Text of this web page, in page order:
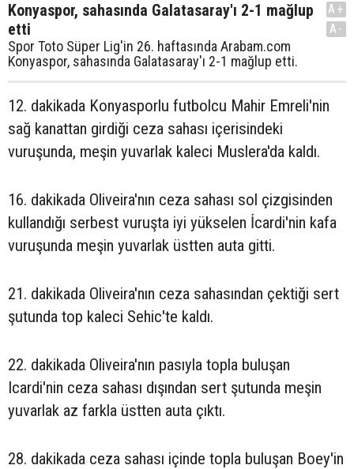
Konyaspor, sahasında Galatasaray'ı 2-1 mağlup
etti
Spor Toto Süper Lig'in 26. haftasında Arabam.com
Konyaspor, sahasında Galatasaray'ı 2-1 mağlup etti.
A+
A-
12. dakikada Konyasporlu futbolcu Mahir Emreli'nin
sağ kanattan girdiği ceza sahası içerisindeki
vuruşunda, meşin yuvarlak kaleci Muslera'da kaldı.
16. dakikada Oliveira'nın ceza sahası sol çizgisinden
kullandığı serbest vuruşta iyi yükselen İcardi'nin kafa
vuruşunda meşin yuvarlak üstten auta gitti.
21. dakikada Oliveira'nın ceza sahasından çektiği sert
şutunda top kaleci Sehic'te kaldı.
22. dakikada Oliveira'nın pasıyla topla buluşan
Icardi'nin ceza sahası dışından sert şutunda meşin
yuvarlak az farkla üstten auta çıktı.
28. dakikada ceza sahası içinde topla buluşan Boey'in